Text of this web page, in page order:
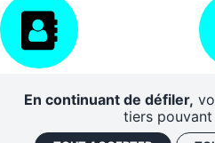
ANNUAIRES
En continuant de défiler,
tiers